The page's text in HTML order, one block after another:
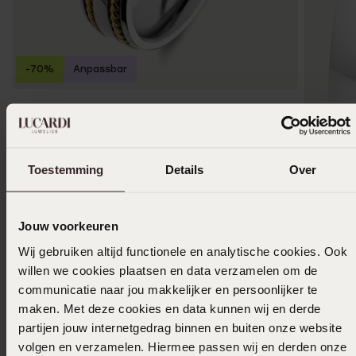
Toestemming Details Over
Jouw voorkeuren
Wij gebruiken altijd functionele en analytische cookies. Ook
willen we cookies plaatsen en data verzamelen om de
communicatie naar jou makkelijker en persoonlijker te
maken. Met deze cookies en data kunnen wij en derde
partijen jouw internetgedrag binnen en buiten onze website
volgen en verzamelen. Hiermee passen wij en derden onze
59.991800
-70% Anpassbar
49.99